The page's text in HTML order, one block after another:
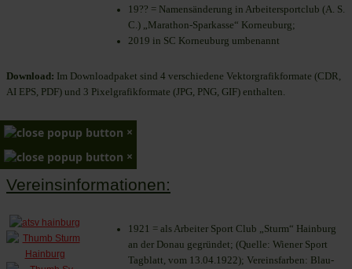
19?? = Namensänderung in Arbeitersportclub (A. S.
C.) „Marathon-Sparkasse“ Korneuburg;
2019 in SC Korneuburg umbenannt
Download: Im Downloadpaket sind 4 verschiedene Vektorgrafikformate (CDR,
AI EPS, PDF) und 3 Pixelgrafikformate (JPG, PNG, GIF) enthalten.
×
×
Vereinsinformationen:
1921 = als Arbeiter Sport Club „Sturm“ Hainburg
an der Donau gegründet; (Quelle: Wiener Sport
Tagblatt, vom 13.04.1922); Vereinsfarben: Blau-